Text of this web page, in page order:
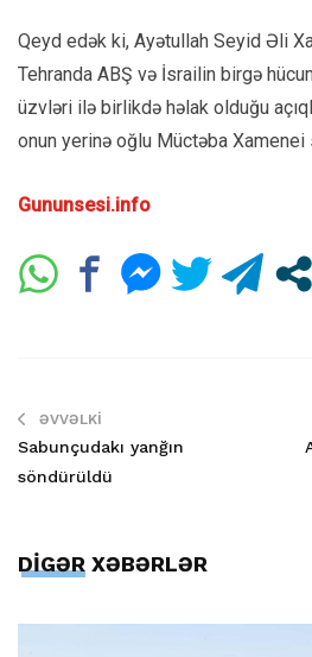
Qeyd edək ki, Ayətullah Seyid Əli
Tehranda ABŞ və İsrailin birgə
üzvləri ilə birlikdə həlak olduğu
onun yerinə oğlu Müctəba Xamenei
Gununsesi.info
ƏVVƏLKI
Sabunçudakı yanğın
söndürüldü
DİGƏR XƏBƏRLƏR